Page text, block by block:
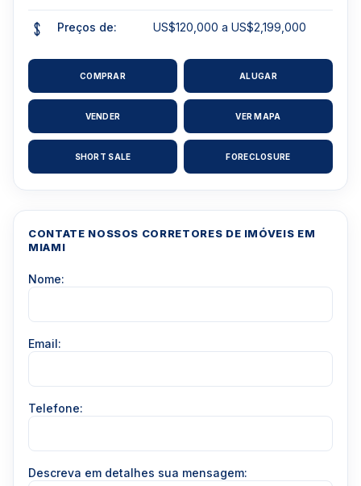
Preços de: US$120,000 a US$2,199,000
COMPRAR ALUGAR
VENDER VER MAPA
SHORT SALE FORECLOSURE
CONTATE NOSSOS CORRETORES DE IMÓVEIS EM
MIAMI
Nome:
Email:
Telefone:
Descreva em detalhes sua mensagem: